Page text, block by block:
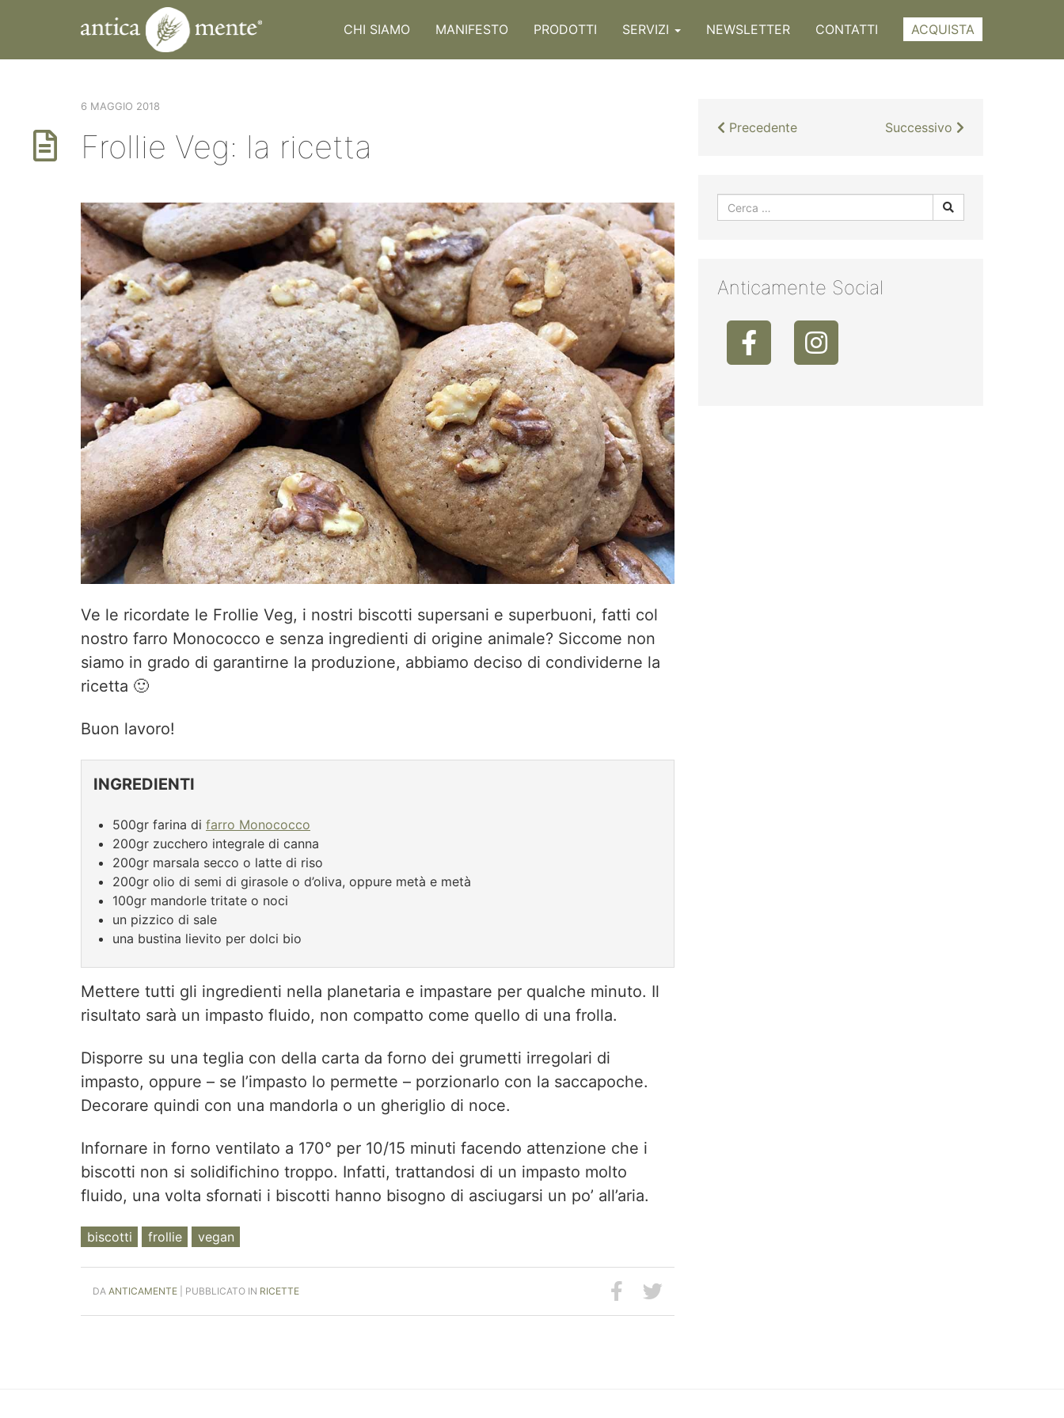
CHI SIAMO MANIFESTO PRODOTTI SERVIZI NEWSLETTER CONTATTI ACQUISTA
6 MAGGIO 2018
Frollie Veg: la ricetta
Ve le ricordate le Frollie Veg, i nostri biscotti supersani e superbuoni, fatti col
nostro farro Monococco e senza ingredienti di origine animale? Siccome non
siamo in grado di garantirne la produzione, abbiamo deciso di condividerne la
ricetta 🙂
Buon lavoro!
INGREDIENTI
500gr farina di farro Monococco
200gr zucchero integrale di canna
200gr marsala secco o latte di riso
200gr olio di semi di girasole o d’oliva, oppure metà e metà
100gr mandorle tritate o noci
un pizzico di sale
una bustina lievito per dolci bio
Mettere tutti gli ingredienti nella planetaria e impastare per qualche minuto. Il
risultato sarà un impasto fluido, non compatto come quello di una frolla.
Disporre su una teglia con della carta da forno dei grumetti irregolari di
impasto, oppure – se l’impasto lo permette – porzionarlo con la saccapoche.
Decorare quindi con una mandorla o un gheriglio di noce.
Infornare in forno ventilato a 170° per 10/15 minuti facendo attenzione che i
biscotti non si solidifichino troppo. Infatti, trattandosi di un impasto molto
fluido, una volta sfornati i biscotti hanno bisogno di asciugarsi un po’ all’aria.
biscotti frollie vegan
DA ANTICAMENTE | PUBBLICATO IN RICETTE
Precedente Successivo
Anticamente Social